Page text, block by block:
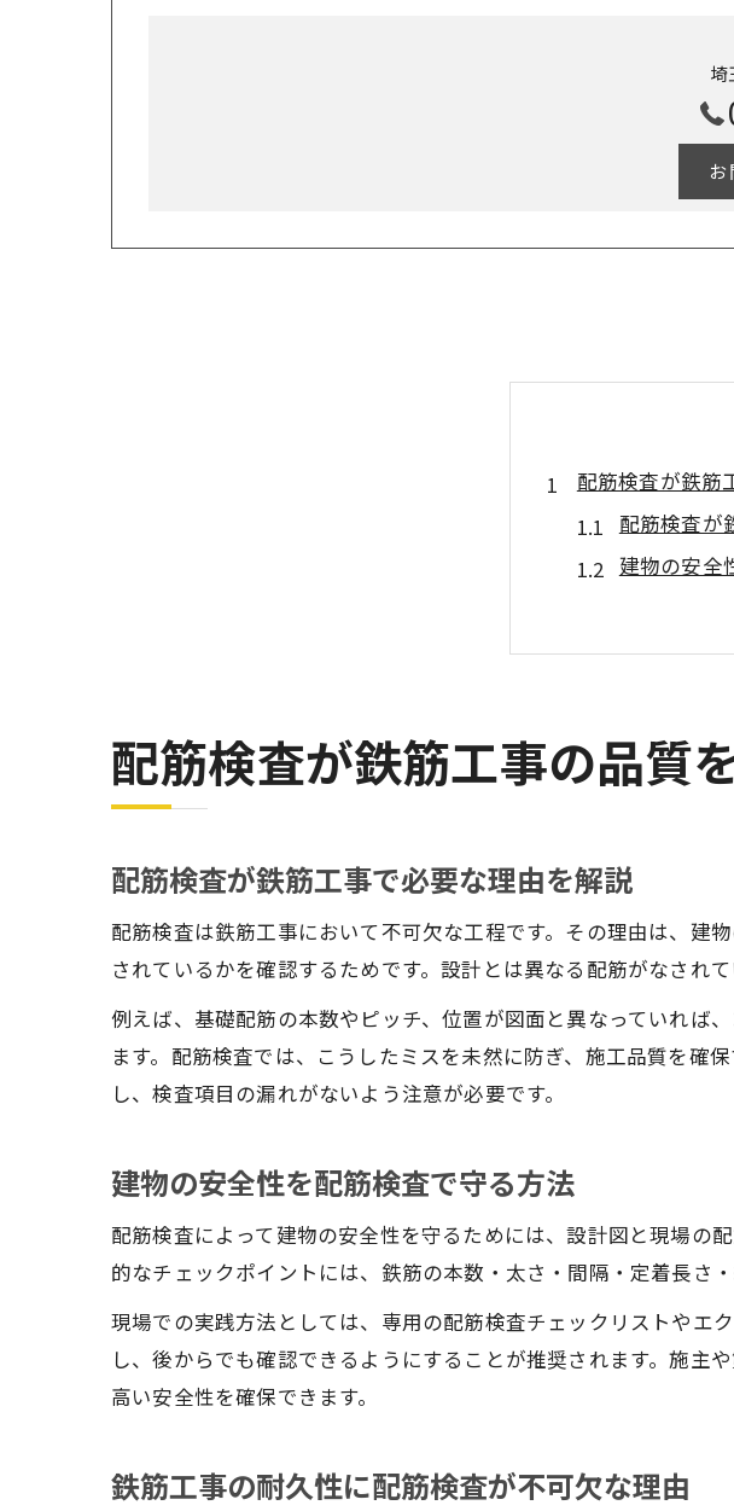
埼
配筋検査が鉄筋
配筋検査が
建物の安全
鉄筋工事
配筋検査が
鉄筋工事現場で
鉄筋工事に
鉄筋工事の
現場で使え
鉄筋工事で
品質管理を強化
鉄筋工事の
配筋検査で
設計図通りの施
設計図との
鉄筋工事の
配筋検査で
効率アップに役
配筋検査が鉄筋工事の品質
配筋検査が鉄筋工事で必要な理由を解説
配筋検査は鉄筋工事において不可欠な工程です。その理由は、建
されているかを確認するためです。設計とは異なる配筋がなされ
例えば、基礎配筋の本数やピッチ、位置が図面と異なっていれば
ます。配筋検査では、こうしたミスを未然に防ぎ、施工品質を確
し、検査項目の漏れがないよう注意が必要です。
建物の安全性を配筋検査で守る方法
配筋検査によって建物の安全性を守るためには、設計図と現場の
的なチェックポイントには、鉄筋の本数・太さ・間隔・定着長さ
現場での実践方法としては、専用の配筋検査チェックリストやエ
し、後からでも確認できるようにすることが推奨されます。施主
高い安全性を確保できます。
鉄筋工事の耐久性に配筋検査が不可欠な理由